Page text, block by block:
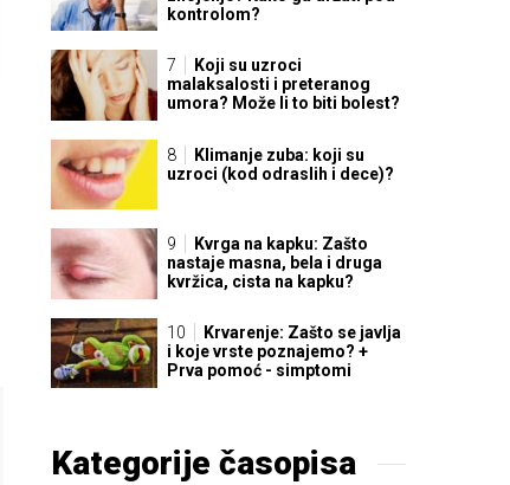
kontrolom?
Koji su uzroci
malaksalosti i preteranog
umora? Može li to biti bolest?
Klimanje zuba: koji su
uzroci (kod odraslih i dece)?
Kvrga na kapku: Zašto
nastaje masna, bela i druga
kvržica, cista na kapku?
Krvarenje: Zašto se javlja
i koje vrste poznajemo? +
Prva pomoć - simptomi
Kategorije časopisa